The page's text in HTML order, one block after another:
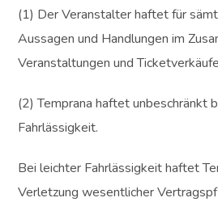
(1) Der Veranstalter haftet für
Aussagen und Handlungen im
Veranstaltungen und
(2) Temprana haftet unbeschränkt
Fahrlässigkeit.
Bei leichter Fahrlässigkeit haftet
Verletzung wesentlicher